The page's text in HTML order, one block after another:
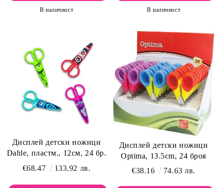
В наличност В наличност
Дисплей детски ножици
Dahle, пластм., 12см, 24 бр.
€68.47
133.92 лв.
Дисплей детски ножици
Optima, 13.5cm, 24 броя
€38.16
74.63 лв.